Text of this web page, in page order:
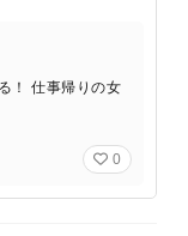
！ 仕事帰りの女
0